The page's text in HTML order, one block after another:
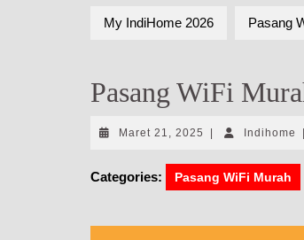
My IndiHome 2026 Pasang
Pasang WiFi
Maret 21, 2025 Maret
2025
Indihome
Categories: Pasang WiFi Murah